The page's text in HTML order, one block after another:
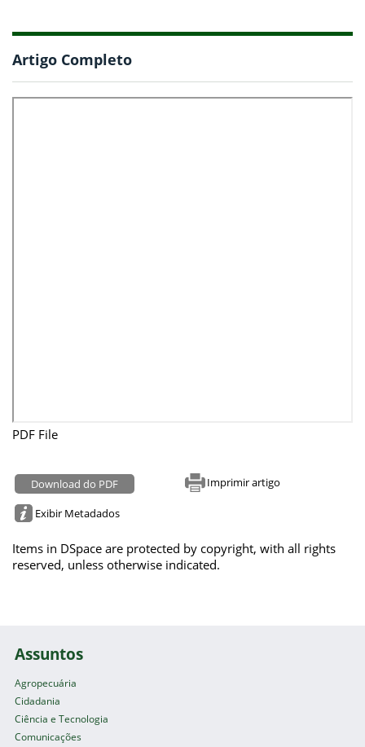
Artigo Completo
PDF File
Download do PDF Imprimir artigo
Exibir Metadados
Items in DSpace are protected by copyright, with all rights
reserved, unless otherwise indicated.
Assuntos
Agropecuária
Cidadania
Ciência e Tecnologia
Comunicações